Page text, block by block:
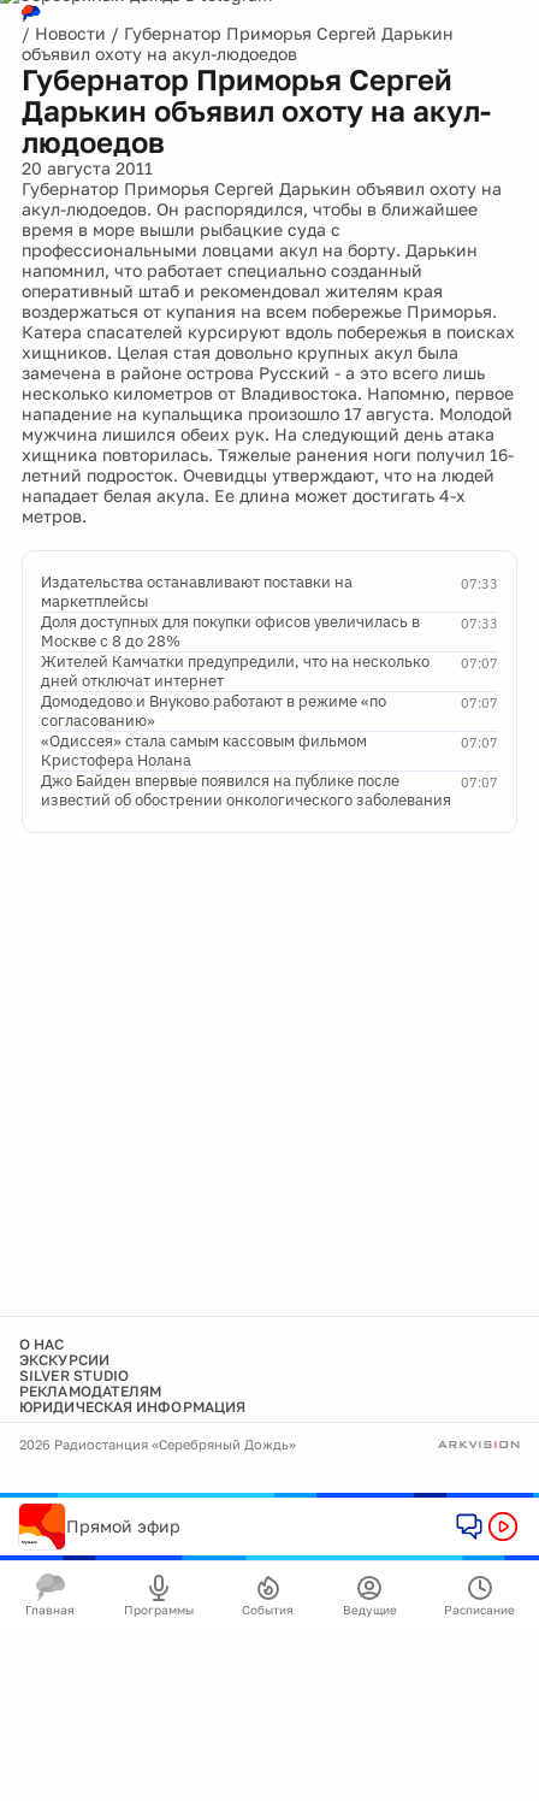
/ Новости / Губернатор Приморья Сергей Дарькин
объявил охоту на акул-людоедов
Губернатор Приморья Сергей
Дарькин объявил охоту на акул-
людоедов
20 августа 2011
Губернатор Приморья Сергей Дарькин объявил охоту на
акул-людоедов. Он распорядился, чтобы в ближайшее
время в море вышли рыбацкие суда с
профессиональными ловцами акул на борту. Дарькин
напомнил, что работает специально созданный
оперативный штаб и рекомендовал жителям края
воздержаться от купания на всем побережье Приморья.
Катера спасателей курсируют вдоль побережья в поисках
хищников. Целая стая довольно крупных акул была
замечена в районе острова Русский - а это всего лишь
несколько километров от Владивостока. Напомню, первое
нападение на купальщика произошло 17 августа. Молодой
мужчина лишился обеих рук. На следующий день атака
хищника повторилась. Тяжелые ранения ноги получил 16-
летний подросток. Очевидцы утверждают, что на людей
нападает белая акула. Ее длина может достигать 4-х
метров.
07:33
Издательства останавливают поставки на
маркетплейсы
07:33
Доля доступных для покупки офисов увеличилась в
Москве с 8 до 28%
07:07
Жителей Камчатки предупредили, что на несколько
дней отключат интернет
07:07
Домодедово и Внуково работают в режиме «по
согласованию»
07:07
«Одиссея» стала самым кассовым фильмом
Кристофера Нолана
07:07
Джо Байден впервые появился на публике после
известий об обострении онкологического заболевания
О НАС
ЭКСКУРСИИ
SILVER STUDIO
РЕКЛАМОДАТЕЛЯМ
ЮРИДИЧЕСКАЯ ИНФОРМАЦИЯ
2026 Радиостанция «Серебряный Дождь»
Прямой эфир
Главная Программы События Ведущие Расписание